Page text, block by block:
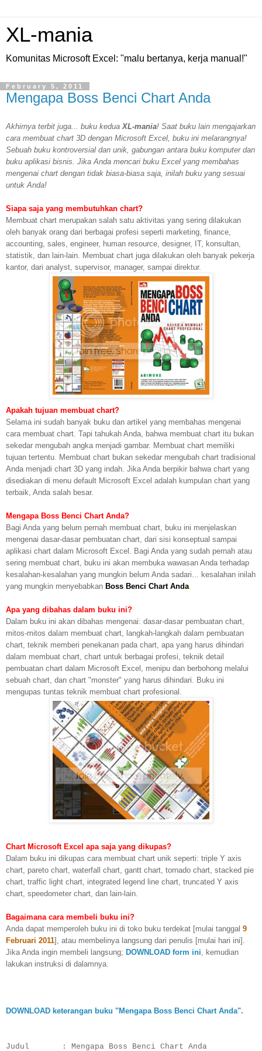
XL-mania
Komunitas Microsoft Excel: "malu bertanya, kerja manual!"
February 5, 2011
Mengapa Boss Benci Chart Anda
Akhirnya terbit juga... buku kedua XL-mania! Saat buku lain mengajarkan
cara membuat chart 3D dengan Microsoft Excel, buku ini melarangnya!
Sebuah buku kontroversial dan unik, gabungan antara buku komputer dan
buku aplikasi bisnis. Jika Anda mencari buku Excel yang membahas
mengenai chart dengan tidak biasa-biasa saja, inilah buku yang sesuai
untuk Anda!
Siapa saja yang membutuhkan chart?
Membuat chart merupakan salah satu aktivitas yang sering dilakukan
oleh banyak orang dari berbagai profesi seperti marketing, finance,
accounting, sales, engineer, human resource, designer, IT, konsultan,
statistik, dan lain-lain. Membuat chart juga dilakukan oleh banyak pekerja
kantor, dari analyst, supervisor, manager, sampai direktur.
Apakah tujuan membuat chart?
Selama ini sudah banyak buku dan artikel yang membahas mengenai
cara membuat chart. Tapi tahukah Anda, bahwa membuat chart itu bukan
sekedar mengubah angka menjadi gambar. Membuat chart memiliki
tujuan tertentu. Membuat chart bukan sekedar mengubah chart tradisional
Anda menjadi chart 3D yang indah. Jika Anda berpikir bahwa chart yang
disediakan di menu default Microsoft Excel adalah kumpulan chart yang
terbaik, Anda salah besar.
Mengapa Boss Benci Chart Anda?
Bagi Anda yang belum pernah membuat chart, buku ini menjelaskan
mengenai dasar-dasar pembuatan chart, dari sisi konseptual sampai
aplikasi chart dalam Microsoft Excel. Bagi Anda yang sudah pernah atau
sering membuat chart, buku ini akan membuka wawasan Anda terhadap
kesalahan-kesalahan yang mungkin belum Anda sadari... kesalahan inilah
yang mungkin menyebabkan Boss Benci Chart Anda.
Apa yang dibahas dalam buku ini?
Dalam buku ini akan dibahas mengenai: dasar-dasar pembuatan chart,
mitos-mitos dalam membuat chart, langkah-langkah dalam pembuatan
chart, teknik memberi penekanan pada chart, apa yang harus dihindari
dalam membuat chart, chart untuk berbagai profesi, teknik detail
pembuatan chart dalam Microsoft Excel, menipu dan berbohong melalui
sebuah chart, dan chart "monster" yang harus dihindari. Buku ini
mengupas tuntas teknik membuat chart profesional.
Chart Microsoft Excel apa saja yang dikupas?
Dalam buku ini dikupas cara membuat chart unik seperti: triple Y axis
chart, pareto chart, waterfall chart, gantt chart, tornado chart, stacked pie
chart, traffic light chart, integrated legend line chart, truncated Y axis
chart, speedometer chart, dan lain-lain.
Bagaimana cara membeli buku ini?
Anda dapat memperoleh buku ini di toko buku terdekat [mulai tanggal 9
Februari 2011], atau membelinya langsung dari penulis [mulai hari ini].
Jika Anda ingin membeli langsung; DOWNLOAD form ini, kemudian
lakukan instruksi di dalamnya.
DOWNLOAD keterangan buku "Mengapa Boss Benci Chart Anda".
Judul : Mengapa Boss Benci Chart Anda